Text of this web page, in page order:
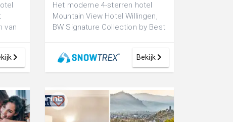
van
Het moderne 4-sterren hotel
Mountain View Hotel Willingen,
BW Signature Collection by Best
Bekijk